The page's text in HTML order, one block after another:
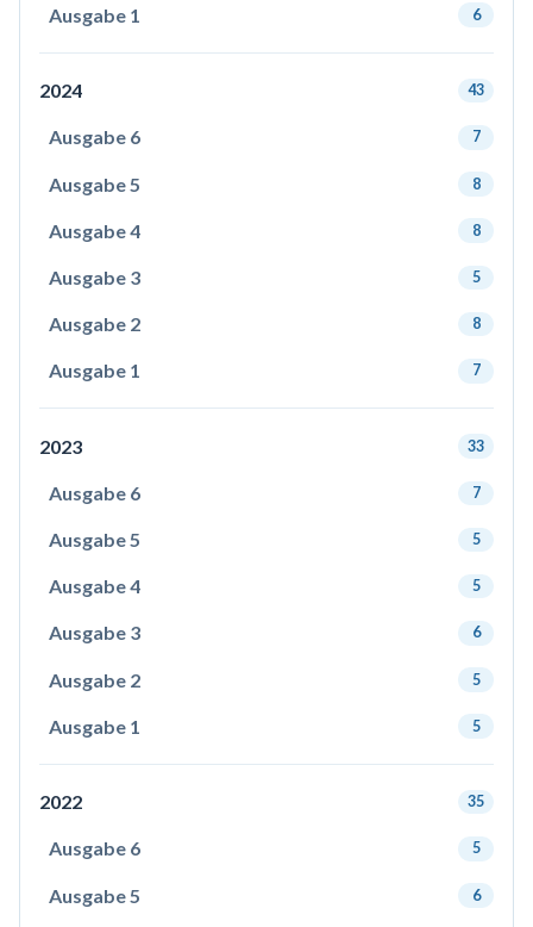
Ausgabe 1 6
2024 43
Ausgabe 6 7
Ausgabe 5 8
Ausgabe 4 8
Ausgabe 3 5
Ausgabe 2 8
Ausgabe 1 7
2023 33
Ausgabe 6 7
Ausgabe 5 5
Ausgabe 4 5
Ausgabe 3 6
Ausgabe 2 5
Ausgabe 1 5
2022 35
Ausgabe 6 5
Ausgabe 5 6